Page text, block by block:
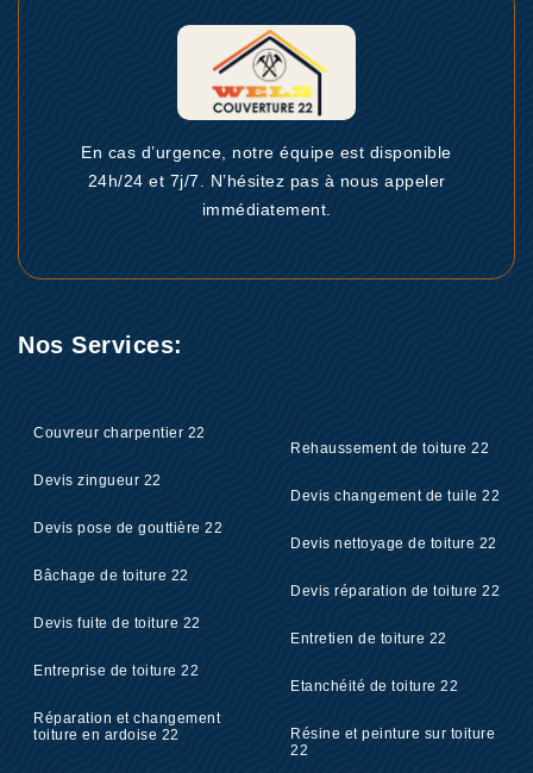
En cas d’urgence, notre équipe est disponible
24h/24 et 7j/7. N’hésitez pas à nous appeler
immédiatement.
Nos Services:
Couvreur charpentier 22
Devis zingueur 22
Devis pose de gouttière 22
Bâchage de toiture 22
Devis fuite de toiture 22
Entreprise de toiture 22
Réparation et changement
toiture en ardoise 22
Rehaussement de toiture 22
Devis changement de tuile 22
Devis nettoyage de toiture 22
Devis réparation de toiture 22
Entretien de toiture 22
Etanchéité de toiture 22
Résine et peinture sur toiture
22